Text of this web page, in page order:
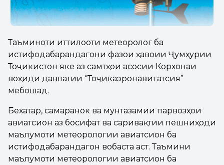
Таъминоти иттилооти метеорологӣ ба
истифодабарандагони фазои ҳавоии Ҷумҳурии
Тоҷикистон яке аз самтҳои асосии Корхонаи
воҳиди давлатии “Тоҷикаэронавигатсия”
мебошад.
Бехатарӣ, самаранокӣ ва мунтазамии парвозҳои
авиатсионӣ аз босифат ва саривақтии пешниҳоди
маълумоти метеорологии авиатсионӣ ба
истифодабарандагон вобаста аст. Таъмини
маълумоти метеорологии авиатсионӣ ба